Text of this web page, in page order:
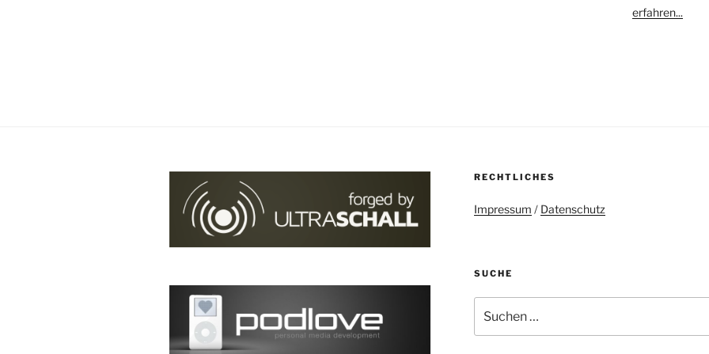
erfahren...
RECHTLICHES
Impressum / Datenschutz
SUCHE
nach: